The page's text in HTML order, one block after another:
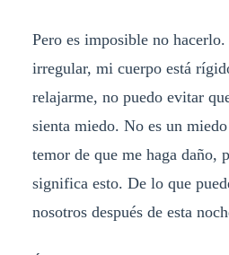
Pero es imposible no
irregular, mi cuerpo está
relajarme, no puedo evitar
sienta miedo. No es un
temor de que me haga daño,
significa esto. De lo que
nosotros después de esta